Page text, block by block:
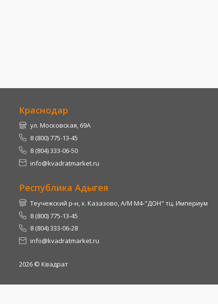
Краснодар
ул. Московская, 69А
8 (800) 775-13-45
8 (804) 333-06-50
info@kvadratmarket.ru
Республика Адыгея
Теучежский р-н, х. Казазово, А/М М4-"ДОН" тц. Империум
8 (800) 775-13-45
8 (804) 333-06-28
info@kvadratmarket.ru
2026 © Квадрат